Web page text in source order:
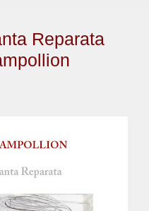
Reparata